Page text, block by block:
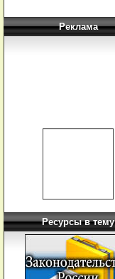
Реклама
Ресурсы в тему